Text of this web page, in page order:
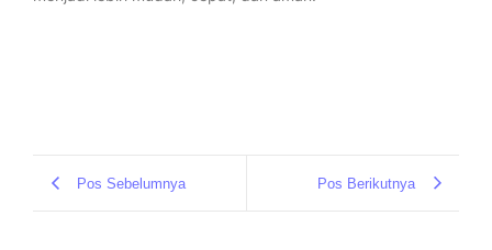
Pos Sebelumnya Pos Berikutnya